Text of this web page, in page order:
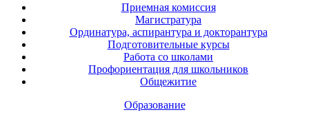
Приемная комиссия
Магистратура
Ординатура, аспирантура и докторантура
Подготовительные курсы
Работа со школами
Профориентация для школьников
Общежитие
Образование